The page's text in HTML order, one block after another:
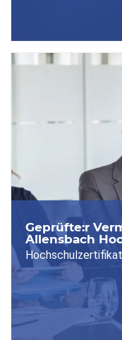
Geprüfte:r
Allensbach
Hochschulzertifikat